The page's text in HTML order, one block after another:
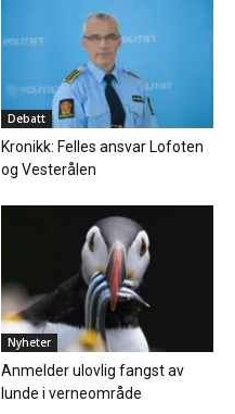
Debatt
Kronikk: Felles ansvar Lofoten
og Vesterålen
Nyheter
Anmelder ulovlig fangst av
lunde i verneområde